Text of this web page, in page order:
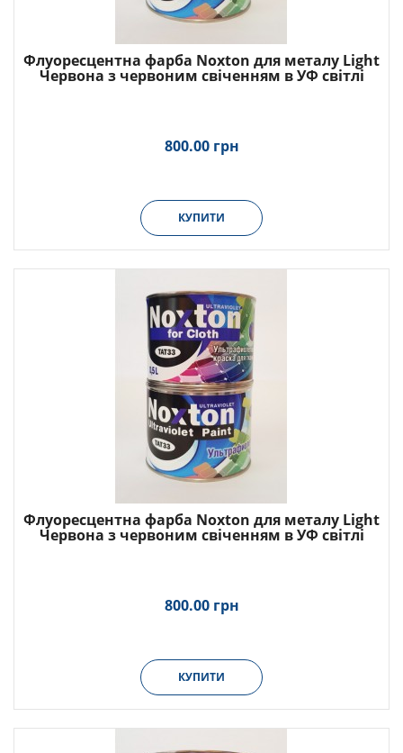
Флуоресцентна фарба Noxton для металу Light
Червона з червоним свіченням в УФ світлі
800.00 грн
КУПИТИ
Флуоресцентна фарба Noxton для металу Light
Червона з червоним свіченням в УФ світлі
800.00 грн
КУПИТИ